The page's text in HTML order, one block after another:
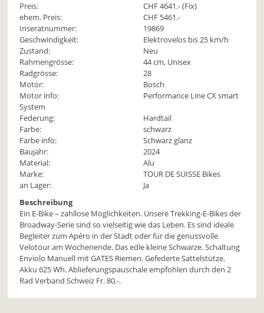
Preis: CHF4641.- (Fix)
ehem. Preis:
CHF 5461.-
Inseratnummer:
19869
Geschwindigkeit:
Elektrovelos bis 25 km/h
Zustand:
Neu
Rahmengrösse:
44 cm, Unisex
Radgrösse:
28
Motor:
Bosch
Motor info:
Performance Line CX smart
System
Federung:
Hardtail
Farbe:
schwarz
Farbe info:
Schwarz glanz
Baujahr:
2024
Material:
Alu
Marke:
TOUR DE SUISSE Bikes
an Lager:
Ja
Beschreibung
Ein E-Bike – zahllose Möglichkeiten. Unsere Trekking-E-Bikes der
Broadway-Serie sind so vielseitig wie das Leben. Es sind ideale
Begleiter zum Apéro in der Stadt oder für die genussvolle
Velotour am Wochenende. Das edle kleine Schwarze. Schaltung
Enviolo Manuell mit GATES Riemen. Gefederte Sattelstütze.
Akku 625 Wh. Ablieferungspauschale empfohlen durch den 2
Rad Verband Schweiz Fr. 80.-.